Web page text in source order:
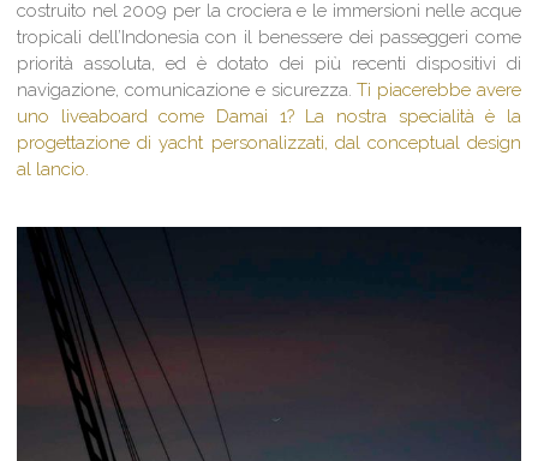
costruito nel 2009 per la crociera e le immersioni nelle acque
tropicali dell’Indonesia con il benessere dei passeggeri come
priorità assoluta, ed è dotato dei più recenti dispositivi di
navigazione, comunicazione e sicurezza.Ti piacerebbe avere
uno liveaboard come Damai 1? La nostra specialità è la
progettazione di yacht personalizzati, dal conceptual design
al lancio.